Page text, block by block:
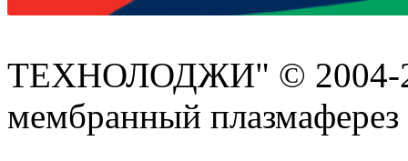
ТЕХНОЛОДЖИ" © 2004-
мембранный